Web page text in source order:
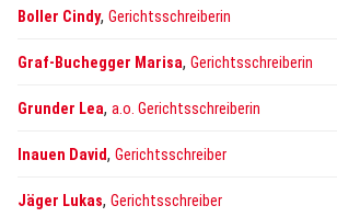
Boller Cindy, Gerichtsschreiberin
Graf-Buchegger Marisa, Gerichtsschreiberin
Grunder Lea, a.o. Gerichtsschreiberin
Inauen David, Gerichtsschreiber
Jäger Lukas, Gerichtsschreiber